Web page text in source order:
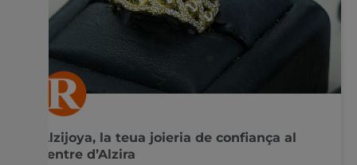
Alzijoya, la teua joieria de confiança al
centre d’Alzira